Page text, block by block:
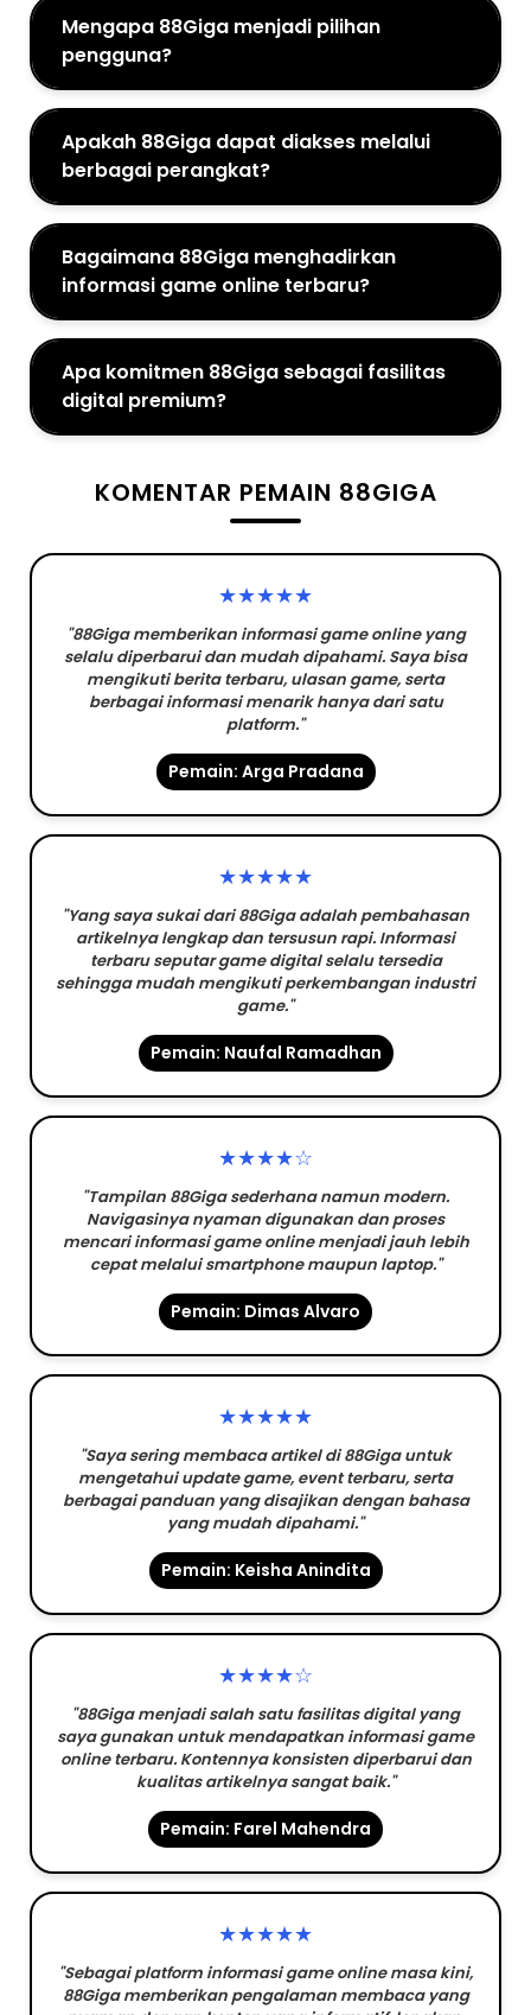
Mengapa 88Giga menjadi pilihan
pengguna?
Apakah 88Giga dapat diakses melalui
berbagai perangkat?
Bagaimana 88Giga menghadirkan
informasi game online terbaru?
Apa komitmen 88Giga sebagai fasilitas
digital premium?
KOMENTAR PEMAIN 88GIGA
★★★★★
"88Giga memberikan informasi game online yang
selalu diperbarui dan mudah dipahami. Saya bisa
mengikuti berita terbaru, ulasan game, serta
berbagai informasi menarik hanya dari satu
platform."
Pemain: Arga Pradana
★★★★★
"Yang saya sukai dari 88Giga adalah pembahasan
artikelnya lengkap dan tersusun rapi. Informasi
terbaru seputar game digital selalu tersedia
sehingga mudah mengikuti perkembangan industri
game."
Pemain: Naufal Ramadhan
★★★★☆
"Tampilan 88Giga sederhana namun modern.
Navigasinya nyaman digunakan dan proses
mencari informasi game online menjadi jauh lebih
cepat melalui smartphone maupun laptop."
Pemain: Dimas Alvaro
★★★★★
"Saya sering membaca artikel di 88Giga untuk
mengetahui update game, event terbaru, serta
berbagai panduan yang disajikan dengan bahasa
yang mudah dipahami."
Pemain: Keisha Anindita
★★★★☆
"88Giga menjadi salah satu fasilitas digital yang
saya gunakan untuk mendapatkan informasi game
online terbaru. Kontennya konsisten diperbarui dan
kualitas artikelnya sangat baik."
Pemain: Farel Mahendra
★★★★★
"Sebagai platform informasi game online masa kini,
88Giga memberikan pengalaman membaca yang